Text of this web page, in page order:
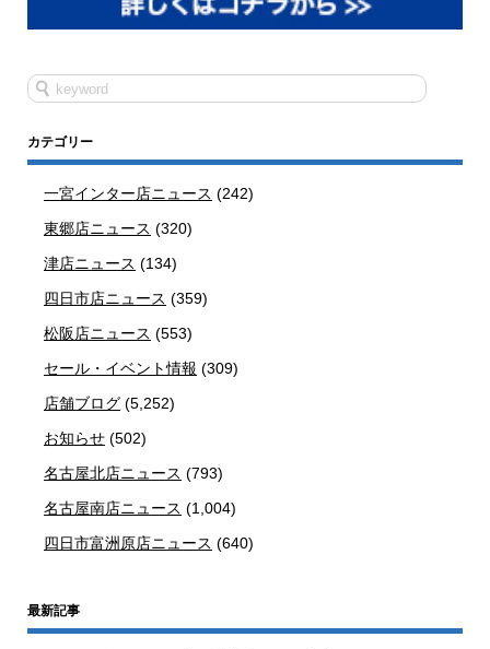
カテゴリー
一宮インター店ニュース (242)
東郷店ニュース (320)
津店ニュース (134)
四日市店ニュース (359)
松阪店ニュース (553)
セール・イベント情報 (309)
店舗ブログ (5,252)
お知らせ (502)
名古屋北店ニュース (793)
名古屋南店ニュース (1,004)
四日市富洲原店ニュース (640)
最新記事